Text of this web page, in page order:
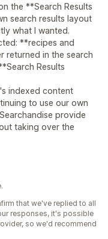
the **Search Results
search results layout
what I wanted.
**recipes and
returned in the search
Results
indexed content
to use our own
provide
taking over the
that we've replied to all
responses, it's possible
so we'd recommend